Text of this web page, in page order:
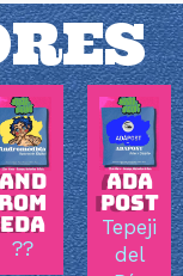
EDA
??
ADA
POST
Tepeji
del